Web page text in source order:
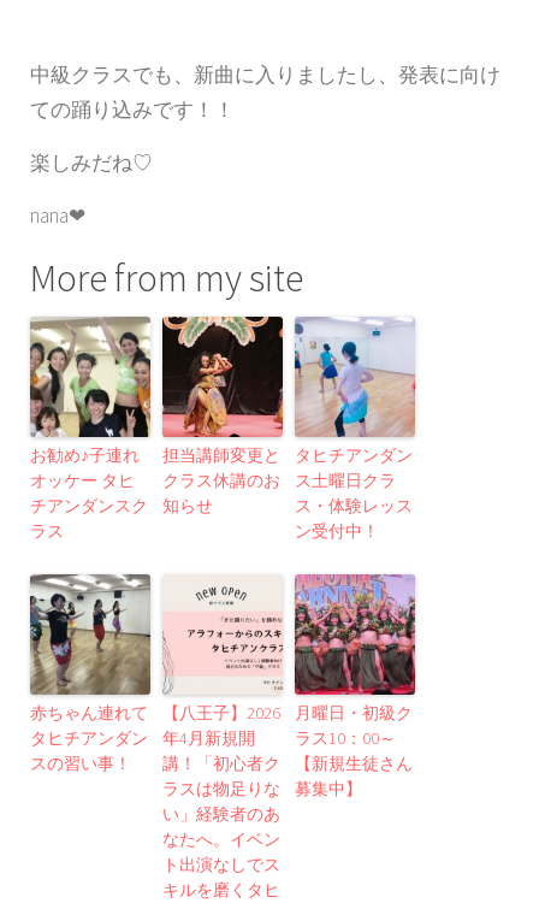
中級クラスでも、新曲に入りましたし、発表に向け
ての踊り込みです！！
楽しみだね♡
nana❤︎
More from my site
お勧め♪子連れ
オッケー タヒ
チアンダンスク
ラス
担当講師変更と
クラス休講のお
知らせ
タヒチアンダン
ス土曜日クラ
ス・体験レッス
ン受付中！
赤ちゃん連れて
タヒチアンダン
スの習い事！
【八王子】2026
年4月新規開
講！「初心者ク
ラスは物足りな
い」経験者のあ
なたへ。イベン
ト出演なしでス
キルを磨くタヒ
月曜日・初級ク
ラス10：00～
【新規生徒さん
募集中】